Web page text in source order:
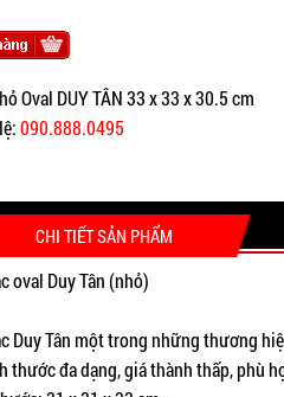
Oval DUY TÂN 33 x 33 x 30.5 cm
090.888.0495
CHI TIẾT SẢN PHẨM
oval Duy Tân (nhỏ)
Duy Tân một trong những thương
thước đa dạng, giá thành thấp, phù